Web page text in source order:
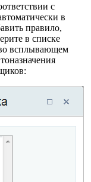
с
в
правило,
в списке
всплывающем